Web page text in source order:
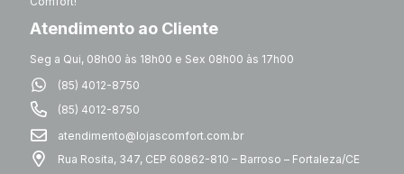
Atendimento ao Cliente
Seg a Qui, 08h00 às 18h00 e Sex 08h00 às 17h00
(85) 4012-8750
(85) 4012-8750
atendimento@lojascomfort.com.br
Rua Rosita, 347, CEP 60862-810 – Barroso – Fortaleza/CE